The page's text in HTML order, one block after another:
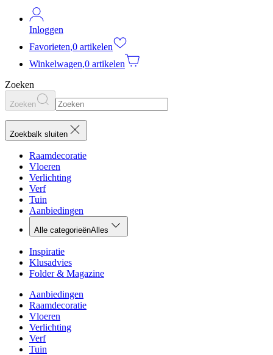
Inloggen
Favorieten,0 artikelen
Winkelwagen,0 artikelen
Zoeken
Zoeken
Zoekbalk sluiten
Raamdecoratie
Vloeren
Verlichting
Verf
Tuin
Aanbiedingen
Alle categorieënAlles
Inspiratie
Klusadvies
Folder & Magazine
Aanbiedingen
Raamdecoratie
Vloeren
Verlichting
Verf
Tuin